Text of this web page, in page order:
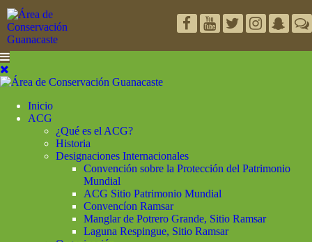
Inicio
ACG
¿Qué es el ACG?
Historia
Designaciones Internacionales
Convención sobre la Protección del Patrimonio
Mundial
ACG Sitio Patrimonio Mundial
Convencíon Ramsar
Manglar de Potrero Grande, Sitio Ramsar
Laguna Respingue, Sitio Ramsar